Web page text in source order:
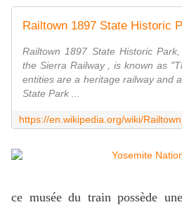
Railtown 1897 State Historic
Railtown 1897 State Historic
the Sierra Railway , is known as
entities are a heritage railway and
State Park ...
ce musée du train possède